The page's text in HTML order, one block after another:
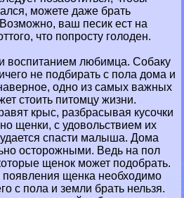
можете даже брать
ваш песик ест на
что попросту голоден.
воспитанием любимца. Собаку
не подбирать с пола дома и
одно из самых важных
стоить питомцу жизни.
крыс, разбрасывая кусочки
щенки, с удовольствием их
спасти малыша. Дома
осторожными. Ведь на пол
щенок может подобрать.
щенка необходимо
с пола и земли брать нельзя.